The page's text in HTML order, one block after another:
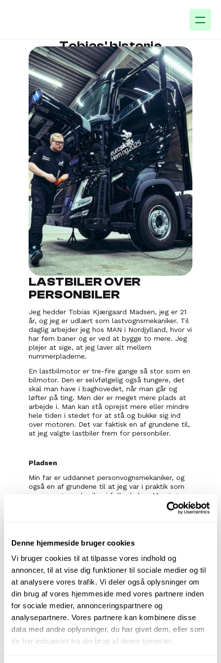
Denne hjemmeside bruger cookies
Vi bruger cookies til at tilpasse vores indhold og
annoncer, til at vise dig funktioner til sociale medier og til
at analysere vores trafik. Vi deler også oplysninger om
din brug af vores hjemmeside med vores partnere inden
for sociale medier, annonceringspartnere og
analysepartnere. Vores partnere kan kombinere disse
data med andre oplysninger, du har givet dem, eller som
de har indsamlet fra din brug af deres tjenester.
Tobias' historie
LASTBILER OVER
PERSONBILER
Jeg hedder Tobias Kjærgaard Madsen, jeg er 21
år, og jeg er udlært som lastvognsmekaniker. Til
daglig arbejder jeg hos MAN i Nordjylland, hvor vi
har fem baner og er ved at bygge to mere. Jeg
plejer at sige, at jeg laver alt mellem
nummerpladerne.
En lastbilmotor er tre-fire gange så stor som en
bilmotor. Den er selvfølgelig også tungere, det
skal man have i baghovedet, når man går og
løfter på ting. Men der er meget mere plads at
arbejde i. Man kan stå oprejst mere eller mindre
hele tiden i stedet for at stå og bukke sig ind
over motoren. Det var faktisk en af grundene til,
at jeg valgte lastbiler frem for personbiler.
Pladsen
Min far er uddannet personvognsmekaniker, og
også en af grundene til at jeg var i praktik som
personvognsmekaniker i folkeskolen. Men jeg
syntes, det var lidt småt. Der var ikke så god
Der er også noget andet ved lastbiler. På et
almindeligt værksted ved man, hvad man skal
lave en måned frem, fordi kunderne booker i
god tid. Hos os ved jeg ikke, hvad jeg skal lave i
morgen. Kunderne ringer på dagen, fordi de skal
køre nu – de skulle helst have kørt for en time
siden. Der er mange dage, hvor man bliver en
time ekstra for at gøre noget færdigt, så kunden
kan komme videre. For når lastbilen holder på
værkstedet, taber han penge. Ikke bare på
reparationen, men også fordi han ikke kan køre
varer ud.